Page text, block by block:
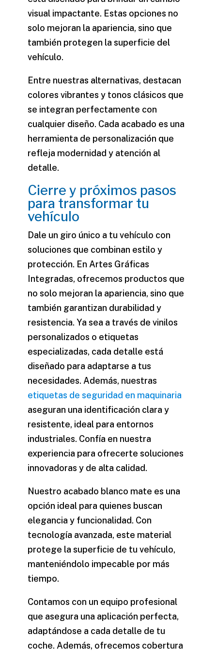
visual impactante. Estas opciones no
solo mejoran la apariencia, sino que
también protegen la superficie del
vehículo.
Entre nuestras alternativas, destacan
colores vibrantes y tonos clásicos que
se integran perfectamente con
cualquier diseño. Cada acabado es una
herramienta de personalización que
refleja modernidad y atención al
detalle.
Cierre y próximos pasos
para transformar tu
vehículo
Dale un giro único a tu vehículo con
soluciones que combinan estilo y
protección. En Artes Gráficas
Integradas, ofrecemos productos que
no solo mejoran la apariencia, sino que
también garantizan durabilidad y
resistencia. Ya sea a través de vinilos
personalizados o etiquetas
especializadas, cada detalle está
diseñado para adaptarse a tus
necesidades. Además, nuestras
etiquetas de seguridad en maquinaria
aseguran una identificación clara y
resistente, ideal para entornos
industriales. Confía en nuestra
experiencia para ofrecerte soluciones
innovadoras y de alta calidad.
Nuestro acabado blanco mate es una
opción ideal para quienes buscan
elegancia y funcionalidad. Con
tecnología avanzada, este material
protege la superficie de tu vehículo,
manteniéndolo impecable por más
tiempo.
Contamos con un equipo profesional
que asegura una aplicación perfecta,
adaptándose a cada detalle de tu
coche. Además, ofrecemos cobertura